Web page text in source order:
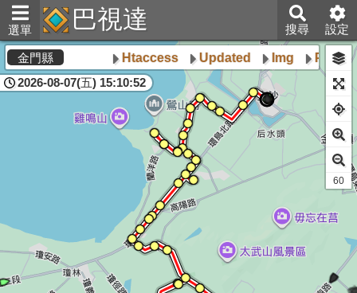
選單 巴視達 搜尋 設定
金門縣 Htaccess Updated Img Poly
2026-08-07(五) 15:10:52
60